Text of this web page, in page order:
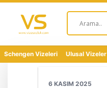
Schengen Vizeleri Ulusal Vizeler
6 KASIM 2025